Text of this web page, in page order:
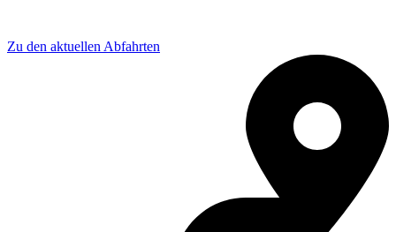
Zu den aktuellen Abfahrten